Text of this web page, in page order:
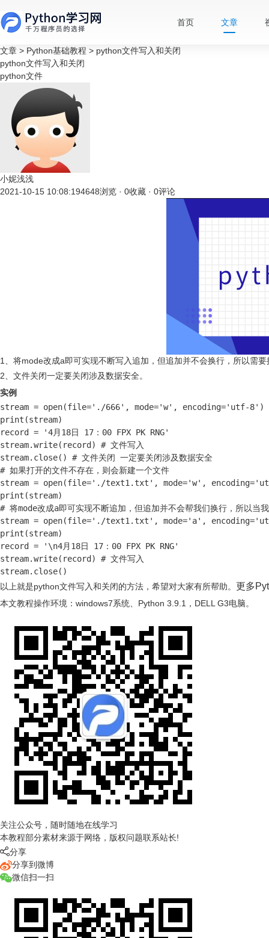
首页 文章
文章 > Python基础教程 > python文件写入和关闭
python文件写入和关闭
python文件
小妮浅浅
2021-10-15 10:08:194648浏览 · 0收藏 · 0评论
1、将mode改成a即可实现不断写入追加，但追加并不会换行，所以需
2、文件关闭一定要关闭涉及数据安全。
实例
stream = open(file='./666', mode='w', encoding='utf-8')
print(stream)
record = '4月18日 17：00 FPX PK RNG'
stream.write(record) # 文件写入
stream.close() # 文件关闭 一定要关闭涉及数据安全
# 如果打开的文件不存在，则会新建一个文件
stream = open(file='./text1.txt', mode='w',
print(stream)
# 将mode改成a即可实现不断追加，但追加并不会帮我们换行，所以当
stream = open(file='./text1.txt', mode='a',
print(stream)
record = '\n4月18日 17：00 FPX PK RNG'
stream.write(record) # 文件写入
stream.close()
以上就是python文件写入和关闭的方法，希望对大家有所帮助。 更多
本文教程操作环境：windows7系统、Python 3.9.1，DELL G3电脑。
关注公众号，随时随地在线学习
本教程部分素材来源于网络，版权问题联系站长!
分享
分享到微博
微信扫一扫